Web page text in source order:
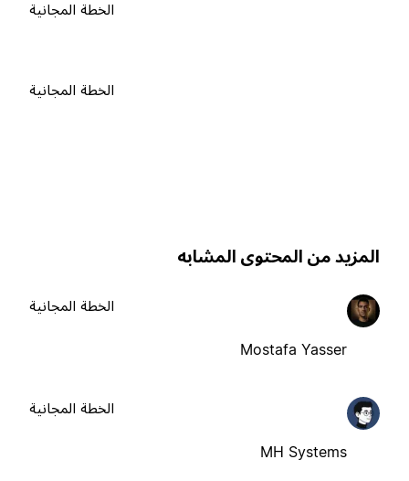
الخطة المجانية
الخطة المجانية
من المحتوى المشابه
Mostafa Yasser
الخطة المجانية
MH Systems
الخطة المجانية